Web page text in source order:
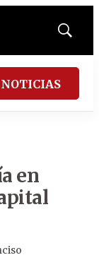
Mostrar
en